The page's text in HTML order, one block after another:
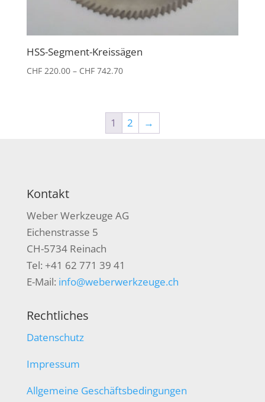
HSS-Segment-Kreissägen
CHF220.00 – CHF742.70Preisspanne:
CHF 742.70
1 2 →
Kontakt
Weber Werkzeuge AG
Eichenstrasse 5
CH-5734 Reinach
Tel: +41 62 771 39 41
E-Mail: info@weberwerkzeuge.ch
Rechtliches
Datenschutz
Impressum
Allgemeine Geschäftsbedingungen